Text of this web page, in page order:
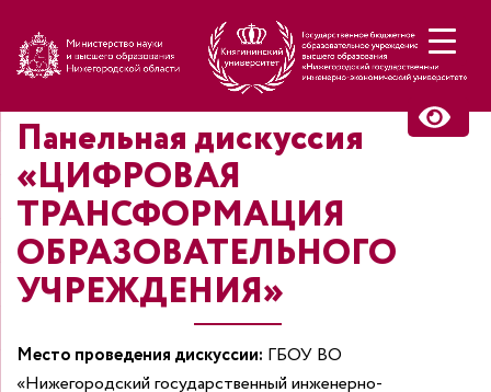
Панельная дискуссия
«ЦИФРОВАЯ
ТРАНСФОРМАЦИЯ
ОБРАЗОВАТЕЛЬНОГО
УЧРЕЖДЕНИЯ»
Место проведения дискуссии: ГБОУ ВО
«Нижегородский государственный инженерно-